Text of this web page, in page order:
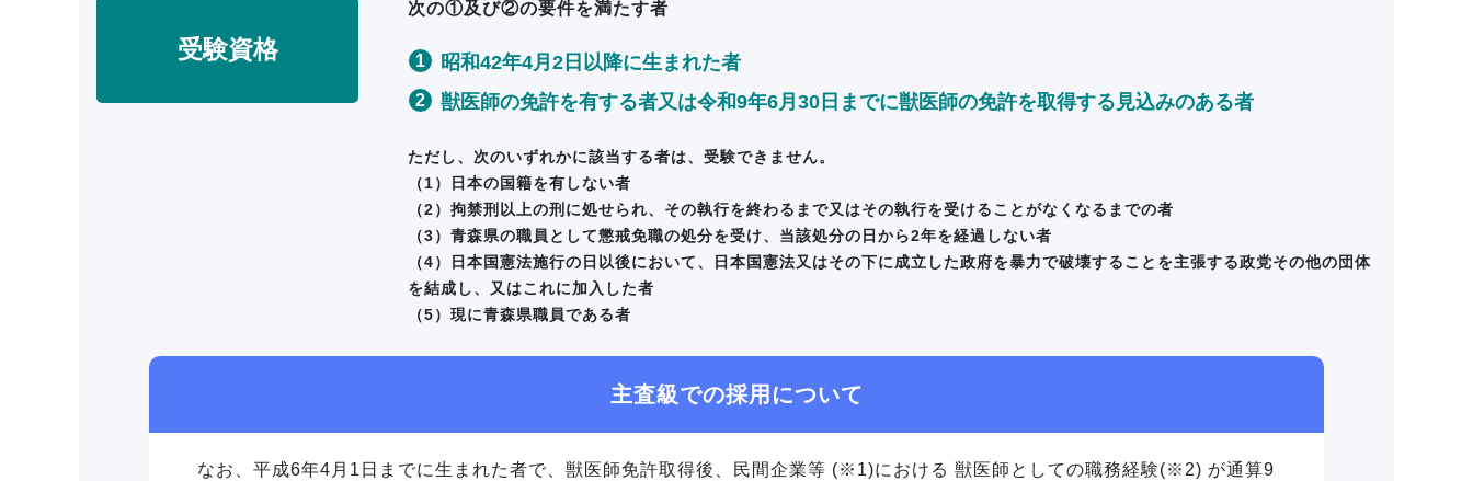
受験資格
次の①及び②の要件を満たす者
昭和42年4月2日以降に生まれた者
獣医師の免許を有する者又は令和9年6月30日までに獣医師の免許を取得する見込みのある者
ただし、次のいずれかに該当する者は、受験できません。
（1）日本の国籍を有しない者
（2）拘禁刑以上の刑に処せられ、その執行を終わるまで又はその執行を受けることがなくなるまでの者
（3）青森県の職員として懲戒免職の処分を受け、当該処分の日から2年を経過しない者
（4）日本国憲法施行の日以後において、日本国憲法又はその下に成立した政府を暴力で破壊することを主張する政党その他の団体
を結成し、又はこれに加入した者
（5）現に青森県職員である者
主査級での採用について
なお、平成6年4月1日までに生まれた者で、獣医師免許取得後、民間企業等 (※1)における 獣医師としての職務経験(※2) が通算9